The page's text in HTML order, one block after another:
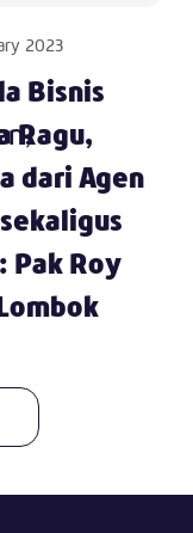
2023
Bisnis
Ragu,
dari Agen
Pak Roy